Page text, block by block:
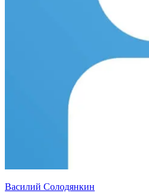
Василий Солодянкин